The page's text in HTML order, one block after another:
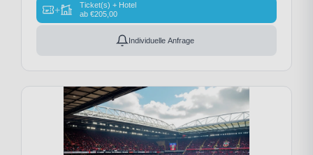
+
Ticket(s) + Hotel
ab €205,00
Individuelle Anfrage